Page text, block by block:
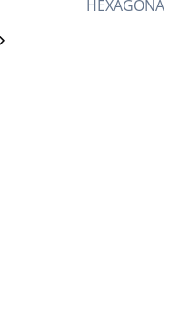
HEXAGONA